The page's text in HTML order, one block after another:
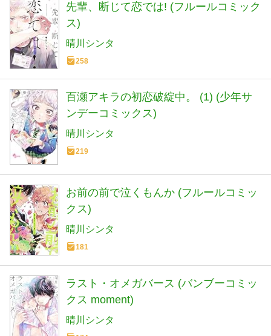
先輩、断じて恋では! (フルールコミック
ス)
晴川シンタ
258
百瀬アキラの初恋破綻中。 (1) (少年サ
ンデーコミックス)
晴川シンタ
219
お前の前で泣くもんか (フルールコミッ
クス)
晴川シンタ
181
ラスト・オメガバース (バンブーコミッ
クス moment)
晴川シンタ